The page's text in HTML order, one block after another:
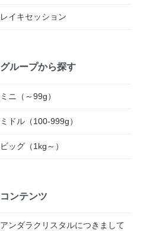
レイキセッション
グループから探す
ミニ（～99g）
ミドル（100-999g）
ビッグ（1kg～）
コンテンツ
アンダラクリスタルにつきまして